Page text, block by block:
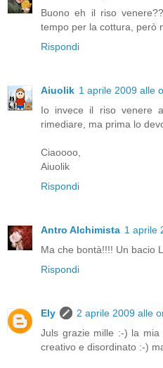
Buono eh il riso
tempo per la cottura, però
Rispondi
Aiuolik 1 aprile 2009 alle
Io invece il riso venere
rimediare, ma prima lo
Ciaoooo,
Aiuolik
Rispondi
Antro Alchimista 1 aprile
Ma che bontà!!!! Un bacio
Rispondi
Ely
2 aprile 2009 alle
Juls grazie mille :-) la
creativo e disordinato :-)